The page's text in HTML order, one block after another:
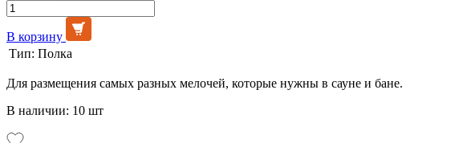
В корзину
Тип: Полка
Для размещения самых разных мелочей, которые нужны в сауне и бане.
В наличии: 10 шт